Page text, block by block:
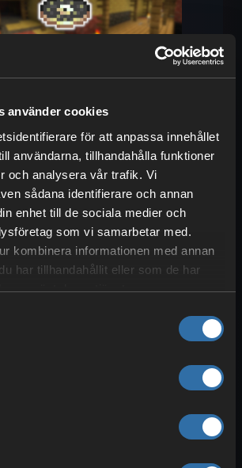
använder cookies
för att anpassa innehållet
användarna, tillhandahålla funktioner
och analysera vår trafik. Vi
sådana identifierare och annan
enhet till de sociala medier och
som vi samarbetar med.
kombinera informationen med annan
har tillhandahållit eller som de har
använt deras tjänster.
och droppar har
Dels kan du hitta en ny
som heter“Bounce” . Du
den om ensvavelgrotta
med engruvschaktoch det
med loot där. Skivan har då
på 42 %att dyka upp.
Vänlista,